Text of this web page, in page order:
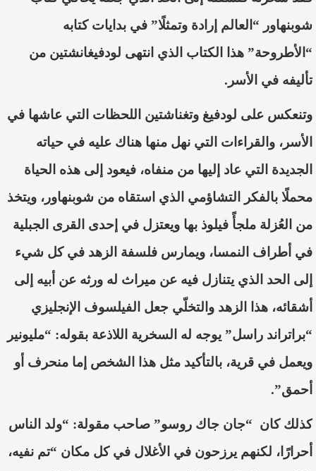
شوبنهاور “العالم إرادة وتمثلًا” في بدايات كتابه
“الأطروحة” هذا الكتاب الذي انتهى لودفيغانشتين من
تأليفه في الأسر.
وتنعكس على لودفيغ وتغناشتين اللحظات التي عاشها في
الأسر، والقراءات التي نهل منها هناك عليه في حياته
الجديدة التي عاد إليها من منفاه، فيعود إلى هذه الحياة
محملًا بالفكر التشاؤمي الذي استقاه من شوبنهاور، ويتخذ
من العُزلة ملجأ فيلوذ بها ويعتزل في إحدى القرى الجبلية
في أطراف النمسا، ويمارس فلسفة الزهد في كل شيء
إلى الحد الذي يتنازل فيه عن ميراث له ورثه عن أبيه إلى
أشقائه، هذا الزهد والتخلّي جعل الفيلسوف الإنجليزي
“براتراند راسل” يوجه له السخرية اللاذعة بقوله: “مليونير
ويعمل في قرية، بالتأكيد مثل هذا الشخص إما منحرف أو
أحمق”.
كذلك كان “جان جاك روسو” صاحب مقولة: “ولد الناس
أحرارًا، لكنهم يرزحون في الأغلال في كل مكان “تم نفيه،